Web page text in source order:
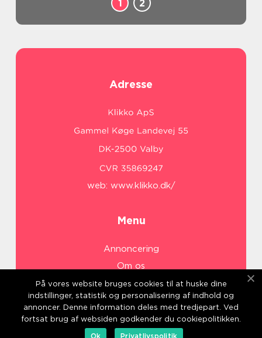
1 2
Adresse
web: www.klikko.dk/
Menu
Annoncering
Om os
Cookies
Kontakt os
Sitemap
På vores website bruges cookies til at huske dine
indstillinger, statistik og personalisering af indhold og
annoncer. Denne information deles med tredjepart. Ved
fortsat brug af websiden godkender du cookiepolitikken.
Ok
Privatlivspolitik